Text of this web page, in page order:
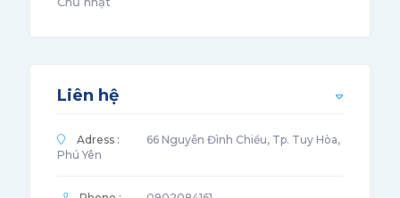
Liên hệ
Adress :
66 Nguyễn Đình Chiểu, Tp. Tuy Hòa,
Phú Yên